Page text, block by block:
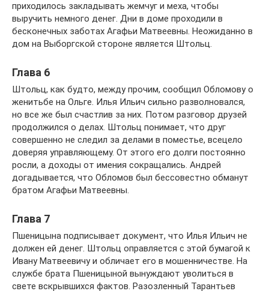
приходилось закладывать жемчуг и меха, чтобы
выручить немного денег. Дни в доме проходили в
бесконечных заботах Агафьи Матвеевны. Неожиданно в
дом на Выборгской стороне является Штольц.
Глава 6
Штольц, как будто, между прочим, сообщил Обломову о
женитьбе на Ольге. Илья Ильич сильно разволновался,
но все же был счастлив за них. Потом разговор друзей
продолжился о делах. Штольц понимает, что друг
совершенно не следил за делами в поместье, всецело
доверяя управляющему. От этого его долги постоянно
росли, а доходы от имения сокращались. Андрей
догадывается, что Обломов был бессовестно обманут
братом Агафьи Матвеевны.
Глава 7
Пшеницына подписывает документ, что Илья Ильич не
должен ей денег. Штольц оправляется с этой бумагой к
Ивану Матвеевичу и обличает его в мошенничестве. На
службе брата Пшеницыной вынуждают уволиться в
свете вскрывшихся фактов. Разозленный Тарантьев